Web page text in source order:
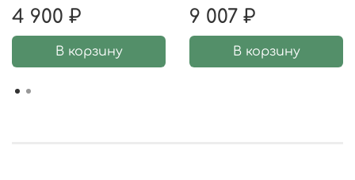
4 900 ₽
В корзину
9 007 ₽
В корзину